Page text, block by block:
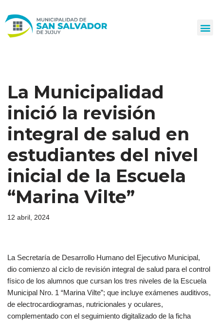
al
La Municipalidad
inició la revisión
integral de salud en
estudiantes del nivel
inicial de la Escuela
“Marina Vilte”
12 abril, 2024
La Secretaría de Desarrollo Humano del Ejecutivo Municipal,
dio comienzo al ciclo de revisión integral de salud para el control
físico de los alumnos que cursan los tres niveles de la Escuela
Municipal Nro. 1 “Marina Vilte”; que incluye exámenes auditivos,
de electrocardiogramas, nutricionales y oculares,
complementado con el seguimiento digitalizado de la ficha